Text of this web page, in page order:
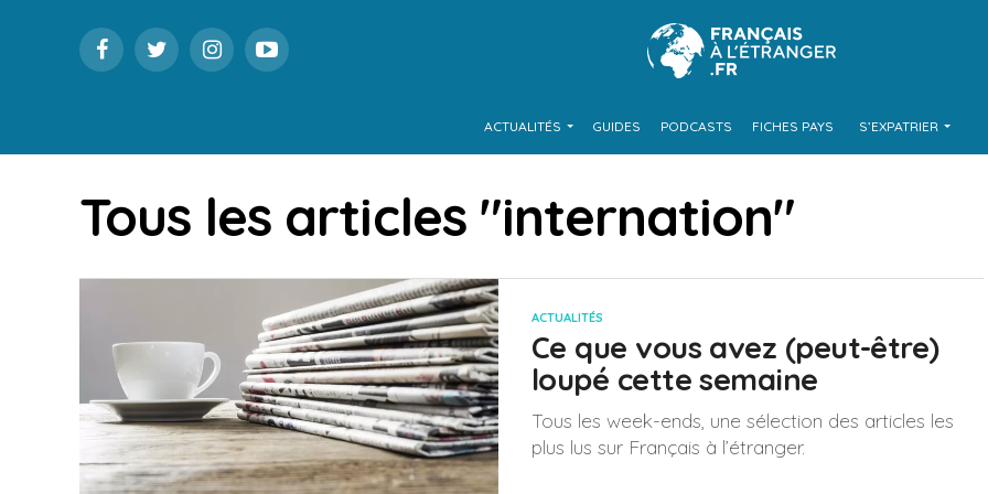
ACTUALITÉS GUIDES PODCASTS FICHES PAYS S’EXPATRIER
Tous les articles "internation"
ACTUALITÉS
Ce que vous avez (peut-être)
loupé cette semaine
Tous les week-ends, une sélection des articles les
plus lus sur Français à l’étranger.